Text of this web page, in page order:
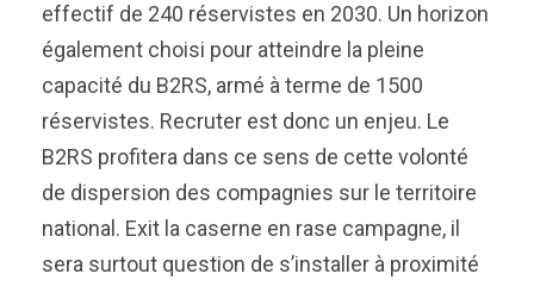
effectif de 240 réservistes en 2030. Un horizon
également choisi pour atteindre la pleine
capacité du B2RS, armé à terme de 1500
réservistes. Recruter est donc un enjeu. Le
B2RS profitera dans ce sens de cette volonté
de dispersion des compagnies sur le territoire
national. Exit la caserne en rase campagne, il
sera surtout question de s’installer à proximité